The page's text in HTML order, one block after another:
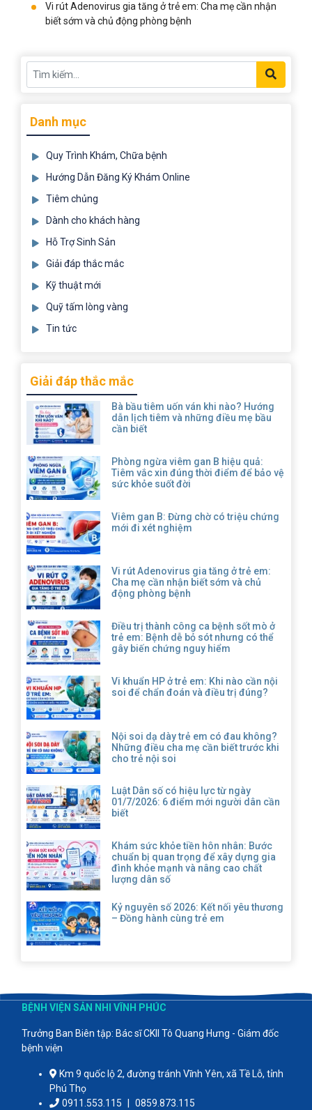
Vi rút Adenovirus gia tăng ở trẻ em: Cha mẹ cần nhận
biết sớm và chủ động phòng bệnh
Danh mục
Quy Trình Khám, Chữa bệnh
Hướng Dẫn Đăng Ký Khám Online
Tiêm chủng
Dành cho khách hàng
Hỗ Trợ Sinh Sản
Giải đáp thắc mắc
Kỹ thuật mới
Quỹ tấm lòng vàng
Tin tức
Giải đáp thắc mắc
Bà bầu tiêm uốn ván khi nào? Hướng
dẫn lịch tiêm và những điều mẹ bầu
cần biết
Phòng ngừa viêm gan B hiệu quả:
Tiêm vắc xin đúng thời điểm để bảo vệ
sức khỏe suốt đời
Viêm gan B: Đừng chờ có triệu chứng
mới đi xét nghiệm
Vi rút Adenovirus gia tăng ở trẻ em:
Cha mẹ cần nhận biết sớm và chủ
động phòng bệnh
Điều trị thành công ca bệnh sốt mò ở
trẻ em: Bệnh dễ bỏ sót nhưng có thể
gây biến chứng nguy hiểm
Vi khuẩn HP ở trẻ em: Khi nào cần nội
soi để chẩn đoán và điều trị đúng?
Nội soi dạ dày trẻ em có đau không?
Những điều cha mẹ cần biết trước khi
cho trẻ nội soi
Luật Dân số có hiệu lực từ ngày
01/7/2026: 6 điểm mới người dân cần
biết
Khám sức khỏe tiền hôn nhân: Bước
chuẩn bị quan trọng để xây dựng gia
đình khỏe mạnh và nâng cao chất
lượng dân số
Kỷ nguyên số 2026: Kết nối yêu thương
– Đồng hành cùng trẻ em
BỆNH VIỆN SẢN NHI VĨNH PHÚC
Trưởng Ban Biên tập: Bác sĩ CKII Tô Quang Hưng - Giám đốc
bệnh viện
Km 9 quốc lộ 2, đường tránh Vĩnh Yên, xã Tề Lỗ, tỉnh
Phú Thọ
0911.553.115
0859.873.115